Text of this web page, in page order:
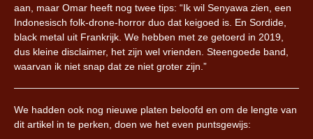
aan, maar Omar heeft nog twee tips: “Ik wil Senyawa zien, een
Indonesisch folk-drone-horror duo dat keigoed is. En Sordide,
black metal uit Frankrijk. We hebben met ze getoerd in 2019,
dus kleine disclaimer, het zijn wel vrienden. Steengoede band,
waarvan ik niet snap dat ze niet groter zijn.”
We hadden ook nog nieuwe platen beloofd en om de lengte van
dit artikel in te perken, doen we het even puntsgewijs: